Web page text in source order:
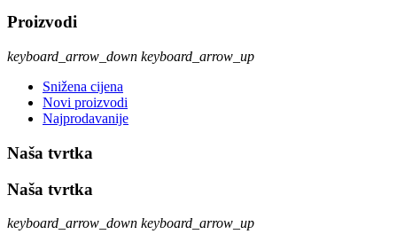
Proizvodi
keyboard_arrow_down keyboard_arrow_up
Snižena cijena
Novi proizvodi
Najprodavanije
Naša tvrtka
Naša tvrtka
keyboard_arrow_down keyboard_arrow_up